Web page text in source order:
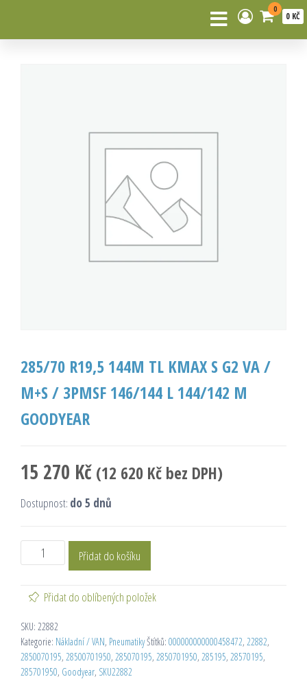
0
0 KČ
285/70 R19,5 144M TL KMAX S G2 VA /
M+S / 3PMSF 146/144 L 144/142 M
GOODYEAR
15 270 Kč (12 620 Kč bez DPH)
Dostupnost: do 5 dnů
Přidat do košíku
Přidat do oblíbených položek
SKU: 22882
Kategorie: Nákladní / VAN, PneumatikyŠtítků: 000000000000458472, 22882,
2850070195, 28500701950, 285070195, 2850701950, 285195, 28570195,
285701950, Goodyear, SKU22882